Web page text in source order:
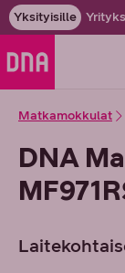
Yksityisille
Matkamokkulat
DNA